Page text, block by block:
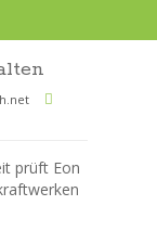
prüft Eon